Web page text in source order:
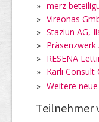
» merz
» Vireonas
» Staziun AG,
» Präsenzwerk
» RESENA
» Karli Consult
» Weitere
Teilnehmer